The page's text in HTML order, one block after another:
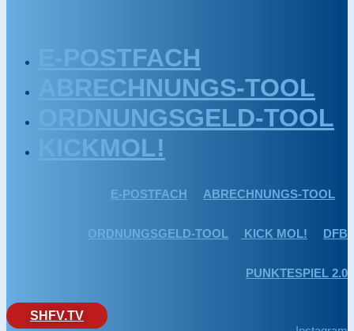
E-POSTFACH
ABRECHNUNGS-TOOL
ORDNUNGSGELD-TOOL
KICKMOL!
E-POSTFACH ABRECHNUNGS-TOOL
ORDNUNGSGELD-TOOL KICK MOL! DFB
PUNKTESPIEL 2.0
SHFV.TV